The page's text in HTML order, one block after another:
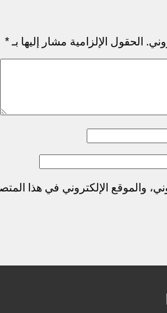
الحقول الإلزامية مشار إليها بـ *
والموقع الإلكتروني في هذا